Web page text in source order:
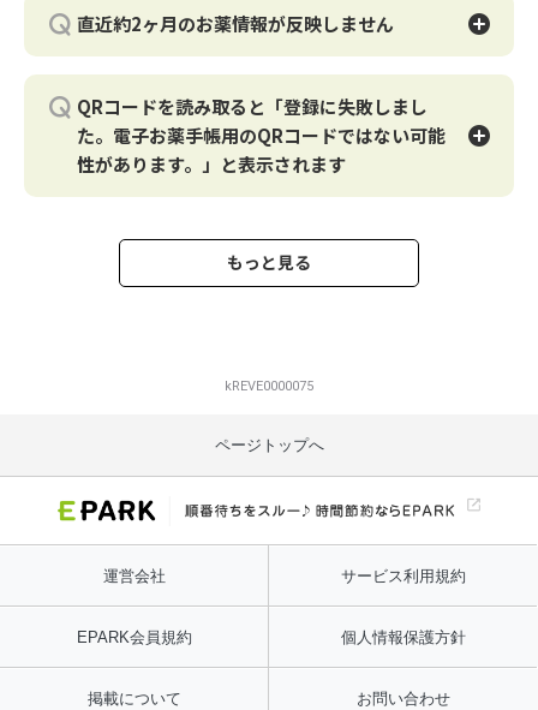
認をお願いします。
お試しいただいても解決しない場合やご自身のアカウント
がわからない場合は、
お薬情報が登録されているアカウントをお調べしますので
下記フリーダイヤル、またはお問い合わせフォームよりご
■営業時間：10：00～20：00 年中無休
す。
い。
※EPARKアカウントがわからない場合には？
ご利用の「EPARK アカウント」の情報（ご登録メールア
ドレス・パスワード）をお忘れの場合には、下記フリーダ
710-189
■営業時間：10：00～20：00 年中無休
◆副作用の登録方法 ※YouTube
＜操作手順＞
1.ホーム画面「登録」＞調剤薬「自分で入力する」を選択
2.調剤日を入力
3.「医療費の内訳」に金額を入力し、「登録する」をタッ
プ
下記動画からも操作方法をご確認いただけます。
https://youtu.be/vGZPVOvbl2E
直近約2ヶ月のお薬情報が反映しません
マイナポータル側にデータが登録されるまで時間がかかる
ため、直近約2ヶ月分の情報は反映しません。
直近の薬剤情報は、自動連携やQRコード登録等でご登録
ください。
なお、新しい情報を反映するには、ご自身で都度マイナ連
をお願いいたします。
QRコードを読み取ると「登録に失敗しまし
た。電子お薬手帳用のQRコードではない可能
性があります。」と表示されます
お薬手帳用のQRコードではない可能性があります。」と
電子お薬手帳用ではないQRコードを読み込んでいる可能
剤情報提供書（薬情）に印刷されておりますので、薬局で
もっと見る
kREVE0000075
ページトップへ
運営会社 サービス利用規約
EPARK会員規約 個人情報保護方針
掲載について お問い合わせ